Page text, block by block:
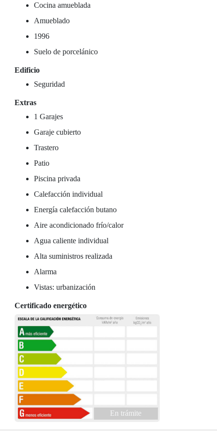
Cocina amueblada
Amueblado
1996
Suelo de porcelánico
Edificio
Seguridad
Extras
1 Garajes
Garaje cubierto
Trastero
Patio
Piscina privada
Calefacción individual
Energía calefacción butano
Aire acondicionado frío/calor
Agua caliente individual
Alta suministros realizada
Alarma
Vistas: urbanización
Certificado energético
En trámite